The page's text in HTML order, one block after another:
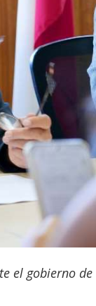
el gobierno